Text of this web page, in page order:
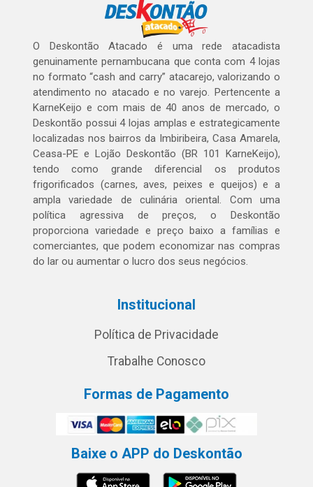
O Deskontão Atacado é uma rede atacadista
genuinamente pernambucana que conta com 4 lojas
no formato “cash and carry” atacarejo, valorizando o
atendimento no atacado e no varejo. Pertencente a
KarneKeijo e com mais de 40 anos de mercado, o
Deskontão possui 4 lojas amplas e estrategicamente
localizadas nos bairros da Imbiribeira, Casa Amarela,
Ceasa-PE e Lojão Deskontão (BR 101 KarneKeijo),
tendo como grande diferencial os produtos
frigorificados (carnes, aves, peixes e queijos) e a
ampla variedade de culinária oriental. Com uma
política agressiva de preços, o Deskontão
proporciona variedade e preço baixo a famílias e
comerciantes, que podem economizar nas compras
do lar ou aumentar o lucro dos seus negócios.
Institucional
Política de Privacidade
Trabalhe Conosco
Formas de Pagamento
Baixe o APP do Deskontão